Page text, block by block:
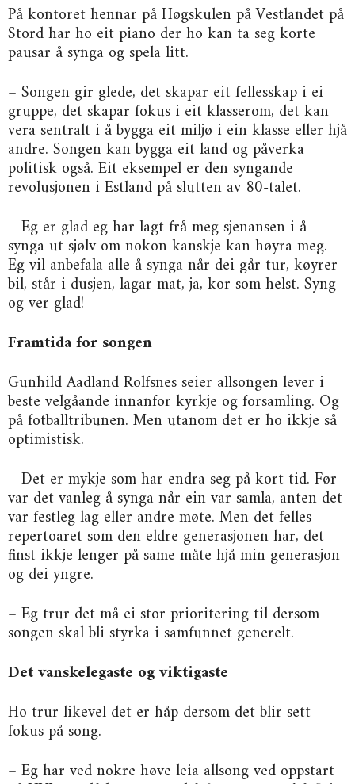
På kontoret hennar på Høgskulen på Vestlandet på
Stord har ho eit piano der ho kan ta seg korte
pausar å synga og spela litt.
– Songen gir glede, det skapar eit fellesskap i ei
gruppe, det skapar fokus i eit klasserom, det kan
vera sentralt i å bygga eit miljø i ein klasse eller hjå
andre. Songen kan bygga eit land og påverka
politisk også. Eit eksempel er den syngande
revolusjonen i Estland på slutten av 80-talet.
– Eg er glad eg har lagt frå meg sjenansen i å
synga ut sjølv om nokon kanskje kan høyra meg.
Eg vil anbefala alle å synga når dei går tur, køyrer
bil, står i dusjen, lagar mat, ja, kor som helst. Syng
og ver glad!
Framtida for songen
Gunhild Aadland Rolfsnes seier allsongen lever i
beste velgåande innanfor kyrkje og forsamling. Og
på fotballtribunen. Men utanom det er ho ikkje så
optimistisk.
– Det er mykje som har endra seg på kort tid. Før
var det vanleg å synga når ein var samla, anten det
var festleg lag eller andre møte. Men det felles
repertoaret som den eldre generasjonen har, det
finst ikkje lenger på same måte hjå min generasjon
og dei yngre.
– Eg trur det må ei stor prioritering til dersom
songen skal bli styrka i samfunnet generelt.
Det vanskelegaste og viktigaste
Ho trur likevel det er håp dersom det blir sett
fokus på song.
– Eg har ved nokre høve leia allsong ved oppstart